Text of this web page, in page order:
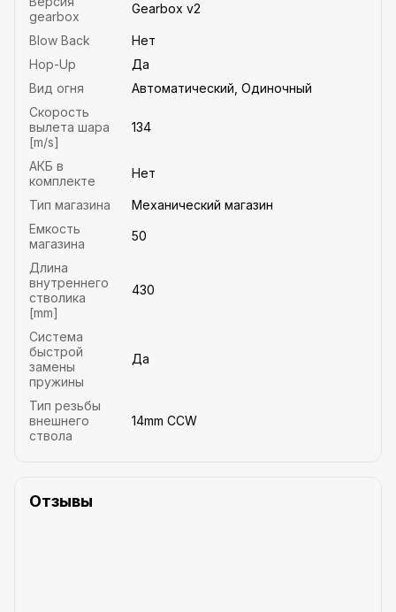
gearbox
Gearbox v2
Blow Back
Нет
Hop-Up
Да
Вид огня
Автоматический, Одиночный
Скорость
вылета шара
[m/s]
134
АКБ в
комплекте
Нет
Тип магазина
Механический магазин
Емкость
магазина
50
Длина
внутреннего
стволика
[mm]
430
Система
быстрой
замены
пружины
Да
Тип резьбы
внешнего
ствола
14mm CCW
Отзывы